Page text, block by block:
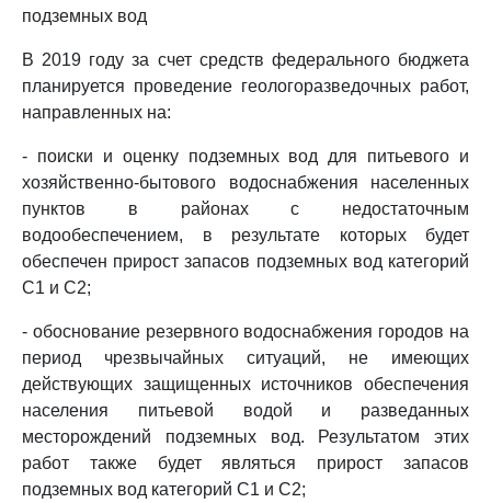
подземных вод
В 2019 году за счет средств федерального бюджета
планируется проведение геологоразведочных работ,
направленных на:
- поиски и оценку подземных вод для питьевого и
хозяйственно-бытового водоснабжения населенных
пунктов в районах с недостаточным
водообеспечением, в результате которых будет
обеспечен прирост запасов подземных вод категорий
C1 и C2;
- обоснование резервного водоснабжения городов на
период чрезвычайных ситуаций, не имеющих
действующих защищенных источников обеспечения
населения питьевой водой и разведанных
месторождений подземных вод. Результатом этих
работ также будет являться прирост запасов
подземных вод категорий C1 и C2;